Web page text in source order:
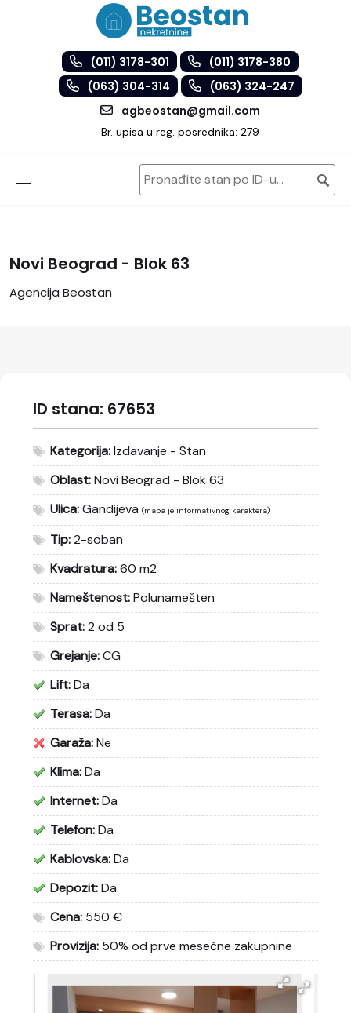
(011) 3178-301
(011) 3178-380
(063) 304-314
(063) 324-247
agbeostan@gmail.com
Br. upisa u reg. posrednika: 279
Novi Beograd - Blok 63
Agencija Beostan
ID stana: 67653
Kategorija:Izdavanje - Stan
Oblast:Novi Beograd - Blok 63
Ulica:Gandijeva (mapa je informativnog karaktera)
Tip:2-soban
Kvadratura:60 m2
Nameštenost:Polunamešten
Sprat:2 od 5
Grejanje:CG
Lift:Da
Terasa:Da
Garaža:Ne
Klima:Da
Internet:Da
Telefon:Da
Kablovska:Da
Depozit:Da
Cena: 550 €
Provizija: 50% od prve mesečne zakupnine